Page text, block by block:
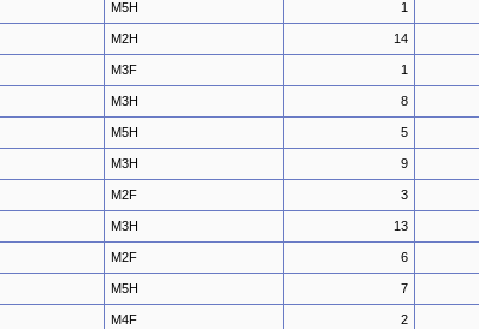
M5H 1
M2H 14
M3F 1
M3H 8
M5H 5
M3H 9
M2F 3
M3H 13
M2F 6
M5H 7
M4F 2